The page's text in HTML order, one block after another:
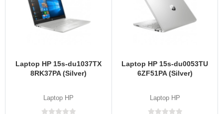
Laptop HP 15s-du1037TX
8RK37PA (Silver)
Laptop HP
Laptop HP 15s-du0053TU
6ZF51PA (Silver)
Laptop HP